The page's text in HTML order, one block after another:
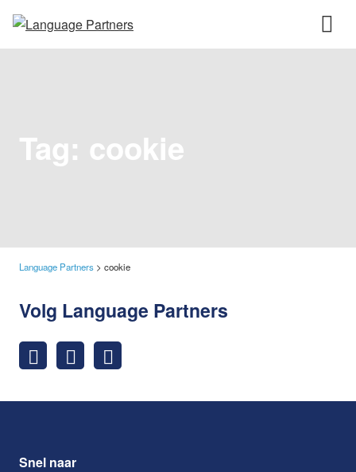
Tag: cookie
Language Partners > cookie
Volg Language Partners
Snel naar